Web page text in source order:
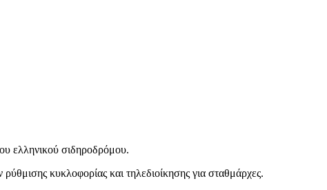
ελληνικού σιδηροδρόμου.
κυκλοφορίας και τηλεδιοίκησης για σταθμάρχες.